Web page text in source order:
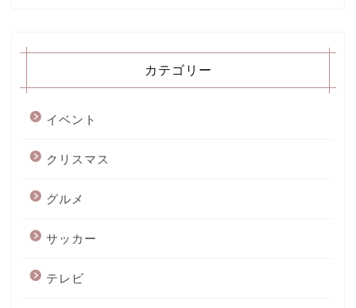
カテゴリー
イベント
クリスマス
グルメ
サッカー
テレビ